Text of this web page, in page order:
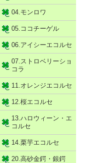
04.モンロワ
05.ココチーゲル
06.アイシーエコルセ
07.ストロベリーショ
コラ
11.オレンジエコルセ
12.桜エコルセ
13.ハロウィーン・エ
コルセ
14.栗芋エコルセ
20.高砂金鍔・銀鍔